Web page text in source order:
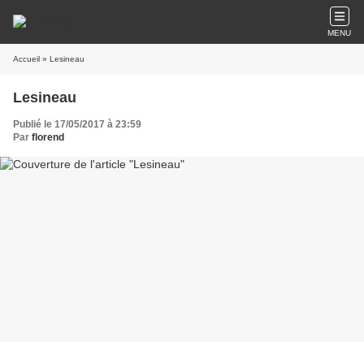
MENU
Accueil » Lesineau
Lesineau
Publié le 17/05/2017 à 23:59
Par florend